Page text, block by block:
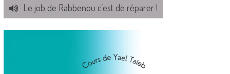
Le job de Rabbenou c’est de réparer !